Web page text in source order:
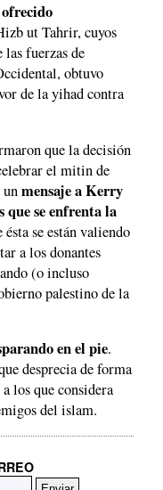
ut Tahrir, cuyos
fuerzas de
obtuvo
de la yihad contra
que la decisión
el mitin de
mensaje a Kerry
que se enfrenta la
se están valiendo
a los donantes
(o incluso
palestino de la
en el pie.
desprecia de forma
los que considera
del islam.